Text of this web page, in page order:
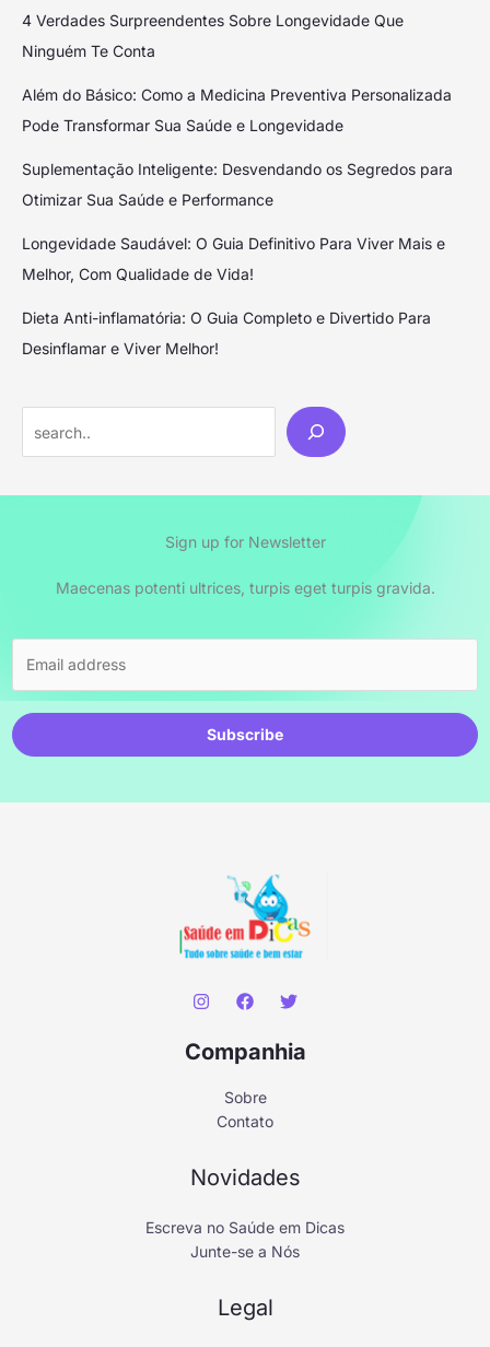
4 Verdades Surpreendentes Sobre Longevidade Que
Ninguém Te Conta
Além do Básico: Como a Medicina Preventiva Personalizada
Pode Transformar Sua Saúde e Longevidade
Suplementação Inteligente: Desvendando os Segredos para
Otimizar Sua Saúde e Performance
Longevidade Saudável: O Guia Definitivo Para Viver Mais e
Melhor, Com Qualidade de Vida!
Dieta Anti-inflamatória: O Guia Completo e Divertido Para
Desinflamar e Viver Melhor!
Sign up for Newsletter
Maecenas potenti ultrices, turpis eget turpis gravida.
Subscribe
Companhia
Sobre
Contato
Novidades
Escreva no Saúde em Dicas
Junte-se a Nós
Legal